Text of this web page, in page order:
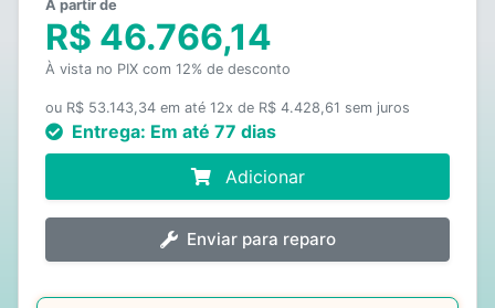
A partir de
R$ 46.766,14
À vista no PIX com 12% de desconto
ou R$ 53.143,34 em até 12x de R$ 4.428,61 sem juros
Entrega: Em até 77 dias
Adicionar
Enviar para reparo